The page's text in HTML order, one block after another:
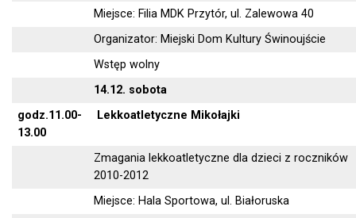
Miejsce: Filia MDK Przytór, ul. Zalewowa 40
Organizator: Miejski Dom Kultury Świnoujście
Wstęp wolny
14.12. sobota
godz.11.00-
13.00
Lekkoatletyczne Mikołajki
Zmagania lekkoatletyczne dla dzieci z roczników
2010-2012
Miejsce: Hala Sportowa, ul. Białoruska